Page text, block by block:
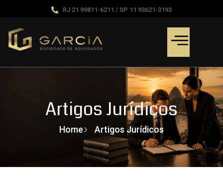
RJ 21 99811-6211 / SP 11 93621-3193
Artigos Jurídicos
Home Artigos Jurídicos